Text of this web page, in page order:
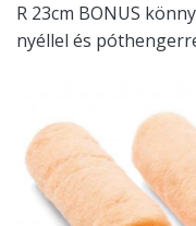
R 23cm BONUS
nyéllel és